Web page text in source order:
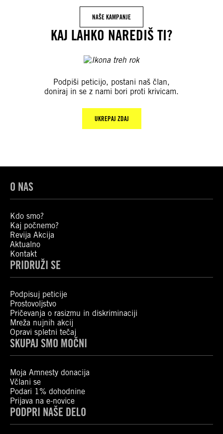
NAŠE KAMPANJE
KAJ LAHKO NAREDIŠ TI?
Podpiši peticijo, postani naš član,
doniraj in se z nami bori proti krivicam.
UKREPAJ ZDAJ
O NAS
Kdo smo?
Kaj počnemo?
Revija Akcija
Aktualno
Kontakt
PRIDRUŽI SE
Podpisuj peticije
Prostovoljstvo
Pričevanja o rasizmu in diskriminaciji
Mreža nujnih akcij
Opravi spletni tečaj
SKUPAJ SMO MOČNI
Moja Amnesty donacija
Včlani se
Podari 1% dohodnine
Prijava na e-novice
PODPRI NAŠE DELO